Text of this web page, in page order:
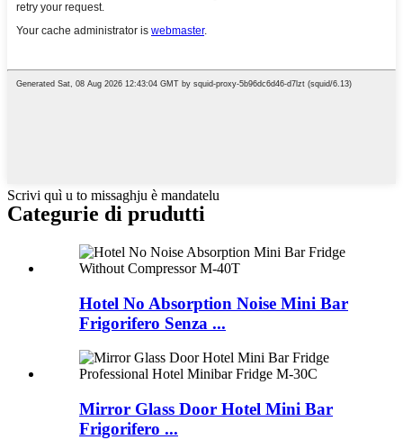
Scrivi quì u to missaghju è mandatelu
Categurie di prudutti
Hotel No Absorption Noise Mini Bar
Frigorifero Senza ...
Mirror Glass Door Hotel Mini Bar
Frigorifero ...